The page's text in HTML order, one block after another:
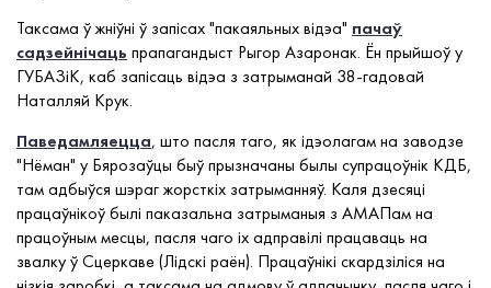
Таксама ў жніўні ў запісах "пакаяльных відэа" пачаў
садзейнічаць прапагандыст Рыгор Азаронак. Ён прыйшоў у
ГУБАЗіК, каб запісаць відэа з затрыманай 38-гадовай
Наталляй Крук.
Паведамляецца, што пасля таго, як ідэолагам на заводзе
"Нёман" у Бярозаўцы быў прызначаны былы супрацоўнік КДБ,
там адбыўся шэраг жорсткіх затрыманняў. Каля дзесяці
працаўнікоў былі паказальна затрыманыя з АМАПам на
працоўным месцы, пасля чаго іх адправілі працаваць на
звалку ў Сцеркаве (Лідскі раён). Працаўнікі скардзіліся на